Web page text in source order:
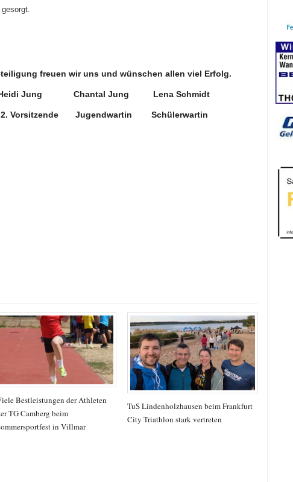
freuen wir uns und wünschen allen viel Erfolg.
Jung Chantal Jung Lena Schmidt
2. Vorsitzende Jugendwartin Schülerwartin
Bestleistungen der Athleten
TG Camberg beim
in Villmar
TuS Lindenholzhausen beim Frankfurt
City Triathlon stark vertreten